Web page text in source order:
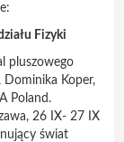
Fizyki
pluszowego
Dominika Koper,
Poland.
26 IX- 27 IX
świat